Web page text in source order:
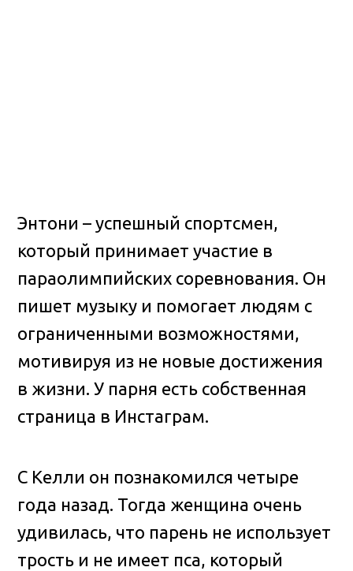
Энтони – успешный спортсмен,
который принимает участие в
параолимпийских соревнования. Он
пишет музыку и помогает людям с
ограниченными возможностями,
мотивируя из не новые достижения
в жизни. У парня есть собственная
страница в Инстаграм.
С Келли он познакомился четыре
года назад. Тогда женщина очень
удивилась, что парень не использует
трость и не имеет пса, который